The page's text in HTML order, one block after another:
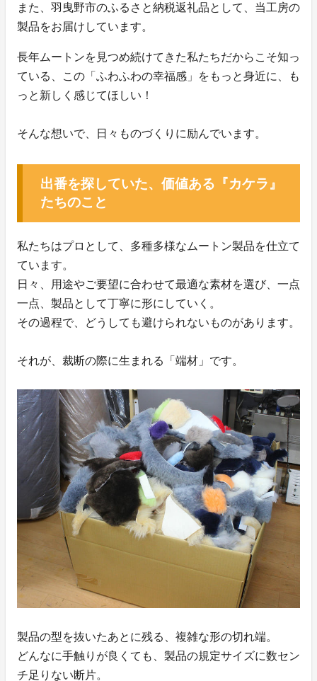
また、羽曳野市のふるさと納税返礼品として、当工房の
製品をお届けしています。
長年ムートンを見つめ続けてきた私たちだからこそ知っ
ている、この「ふわふわの幸福感」をもっと身近に、も
っと新しく感じてほしい！
そんな想いで、日々ものづくりに励んでいます。
出番を探していた、価値ある『カケラ』
たちのこと
私たちはプロとして、多種多様なムートン製品を仕立て
ています。
日々、用途やご要望に合わせて最適な素材を選び、一点
一点、製品として丁寧に形にしていく。
その過程で、どうしても避けられないものがあります。
それが、裁断の際に生まれる「端材」です。
製品の型を抜いたあとに残る、複雑な形の切れ端。
どんなに手触りが良くても、製品の規定サイズに数セン
チ足りない断片。